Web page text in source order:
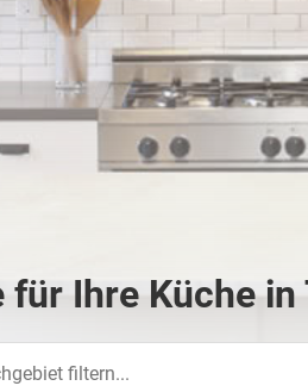
für Ihre Küche